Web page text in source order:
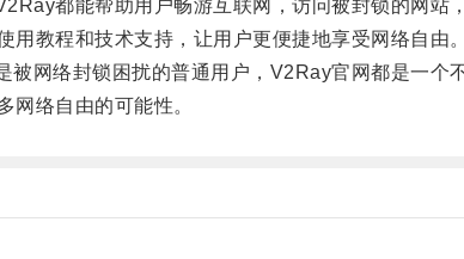
都能帮助用户畅游互联网，访问被封锁的网站，
教程和技术支持，让用户更便捷地享受网络自由。
网络封锁困扰的普通用户，V2Ray官网都是一个不
络自由的可能性。